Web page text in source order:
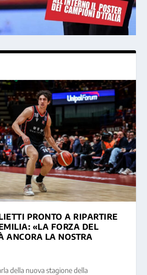
PRONTO A RIPARTIRE
«LA FORZA DEL
ANCORA LA NOSTRA
della nuova stagione della